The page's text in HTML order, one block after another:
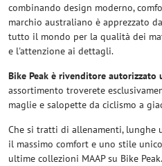
combinando design moderno,
marchio australiano è apprezzato
tutto il mondo per la qualità dei
e l'attenzione ai dettagli.
Bike Peak è rivenditore autorizzato
assortimento troverete
maglie e salopette da ciclismo a
Che si tratti di allenamenti, lunghe
il massimo comfort e uno stile
ultime collezioni MAAP su Bike Peak.